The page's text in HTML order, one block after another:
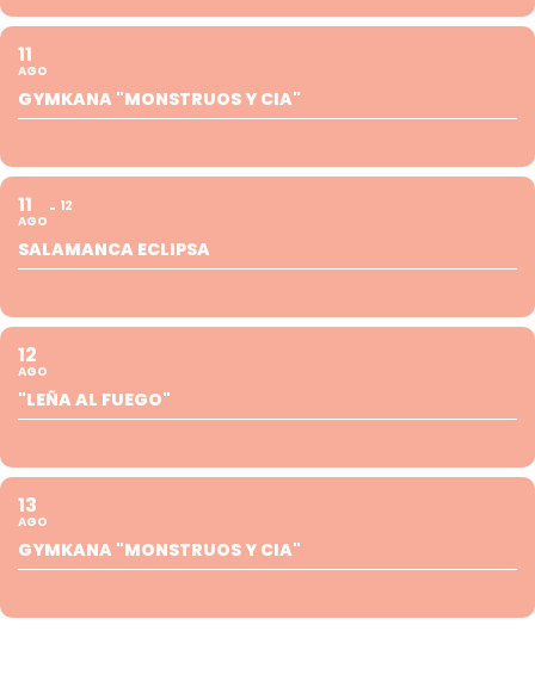
11
AGO
GYMKANA "MONSTRUOS Y CIA"
11
AGO
12
SALAMANCA ECLIPSA
12
AGO
"LEÑA AL FUEGO"
13
AGO
GYMKANA "MONSTRUOS Y CIA"